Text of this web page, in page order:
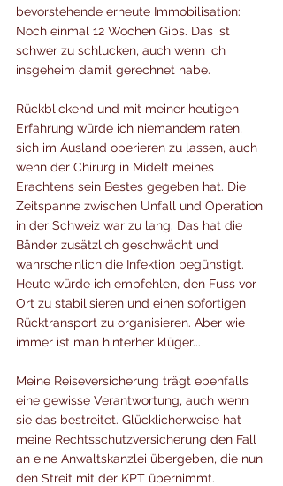
bevorstehende erneute Immobilisation:
Noch einmal 12 Wochen Gips. Das ist
schwer zu schlucken, auch wenn ich
insgeheim damit gerechnet habe.
Rückblickend und mit meiner heutigen
Erfahrung würde ich niemandem raten,
sich im Ausland operieren zu lassen, auch
wenn der Chirurg in Midelt meines
Erachtens sein Bestes gegeben hat. Die
Zeitspanne zwischen Unfall und Operation
in der Schweiz war zu lang. Das hat die
Bänder zusätzlich geschwächt und
wahrscheinlich die Infektion begünstigt.
Heute würde ich empfehlen, den Fuss vor
Ort zu stabilisieren und einen sofortigen
Rücktransport zu organisieren. Aber wie
immer ist man hinterher klüger...
Meine Reiseversicherung trägt ebenfalls
eine gewisse Verantwortung, auch wenn
sie das bestreitet. Glücklicherweise hat
meine Rechtsschutzversicherung den Fall
an eine Anwaltskanzlei übergeben, die nun
den Streit mit der KPT übernimmt.